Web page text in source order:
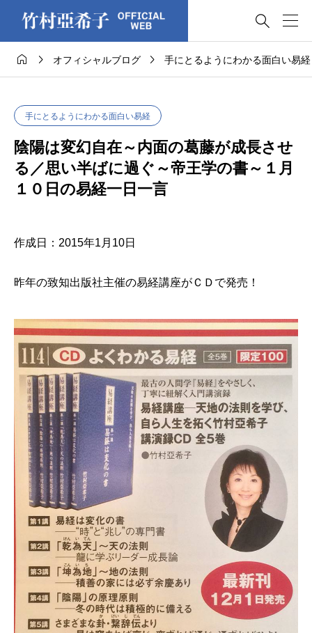

  オフィシャルブログ  手にとるようにわかる面白い易経
手にとるようにわかる面白い易経
陰陽は変幻自在～内面の葛藤が成長させ
る／思い半ばに過ぐ～帝王学の書～１月
１０日の易経一日一言
作成日：2015年1月10日
昨年の致知出版社主催の易経講座がＣＤで発売！